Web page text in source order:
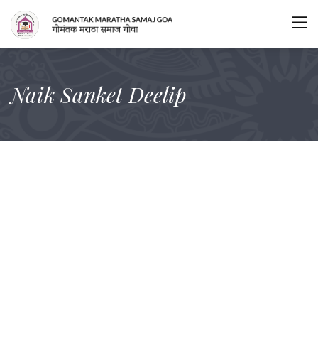
Naik Sanket Deelip